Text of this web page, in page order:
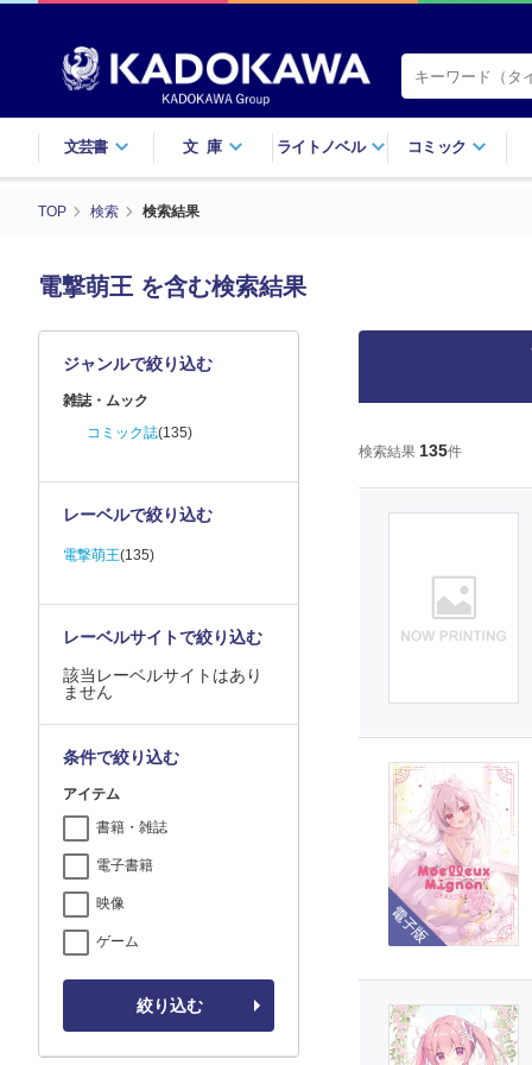
文芸書 文庫 ライトノベル コミック
TOP 検索 検索結果
電撃萌王 を含む検索結果
検索結果 135件
電子版
ジャンルで絞り込む
雑誌・ムック
コミック誌(135)
レーベルで絞り込む
電撃萌王(135)
レーベルサイトで絞り込む
該当レーベルサイトはあり
ません
条件で絞り込む
アイテム
書籍・雑誌
電子書籍
映像
ゲーム
絞り込む